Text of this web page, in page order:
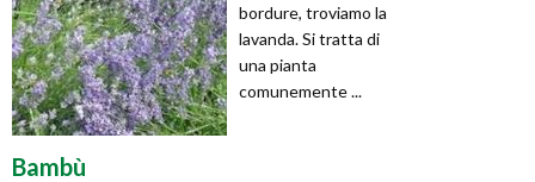
bordure, troviamo la
lavanda. Si tratta di
una pianta
comunemente ...
Bambù